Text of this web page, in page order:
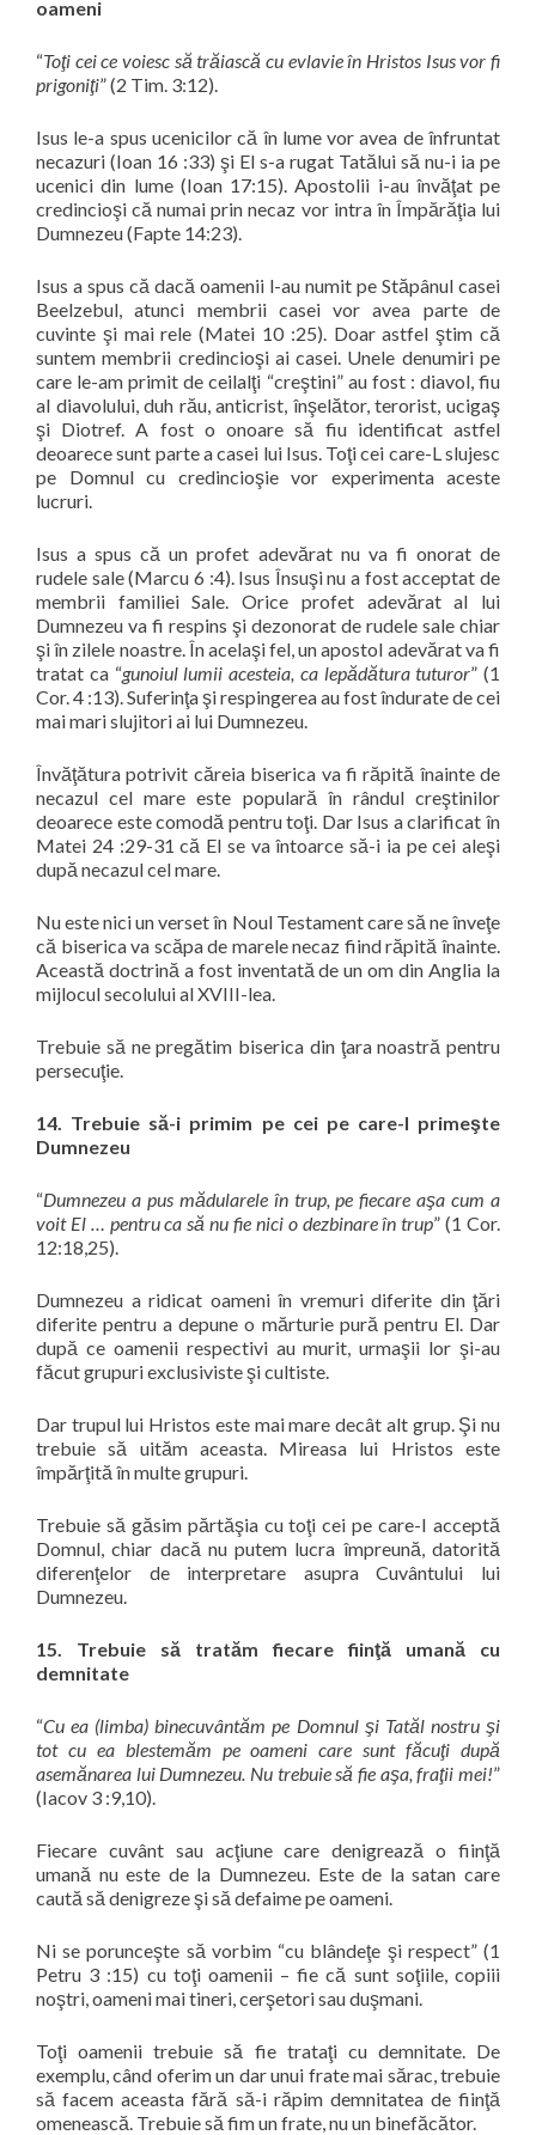
oameni
“Toţi cei ce voiesc să trăiască cu evlavie în Hristos Isus vor fi
prigoniţi” (2 Tim. 3:12).
Isus le-a spus ucenicilor că în lume vor avea de înfruntat
necazuri (Ioan 16 :33) şi El s-a rugat Tatălui să nu-i ia pe
ucenici din lume (Ioan 17:15). Apostolii i-au învăţat pe
credincioşi că numai prin necaz vor intra în Împărăţia lui
Dumnezeu (Fapte 14:23).
Isus a spus că dacă oamenii l-au numit pe Stăpânul casei
Beelzebul, atunci membrii casei vor avea parte de
cuvinte şi mai rele (Matei 10 :25). Doar astfel ştim că
suntem membrii credincioşi ai casei. Unele denumiri pe
care le-am primit de ceilalţi “creştini” au fost : diavol, fiu
al diavolului, duh rău, anticrist, înşelător, terorist, ucigaş
şi Diotref. A fost o onoare să fiu identificat astfel
deoarece sunt parte a casei lui Isus. Toţi cei care-L slujesc
pe Domnul cu credincioşie vor experimenta aceste
lucruri.
Isus a spus că un profet adevărat nu va fi onorat de
rudele sale (Marcu 6 :4). Isus Însuşi nu a fost acceptat de
membrii familiei Sale. Orice profet adevărat al lui
Dumnezeu va fi respins şi dezonorat de rudele sale chiar
şi în zilele noastre. În acelaşi fel, un apostol adevărat va fi
tratat ca “gunoiul lumii acesteia, ca lepădătura tuturor” (1
Cor. 4 :13). Suferinţa şi respingerea au fost îndurate de cei
mai mari slujitori ai lui Dumnezeu.
Învăţătura potrivit căreia biserica va fi răpită înainte de
necazul cel mare este populară în rândul creştinilor
deoarece este comodă pentru toţi. Dar Isus a clarificat în
Matei 24 :29-31 că El se va întoarce să-i ia pe cei aleşi
după necazul cel mare.
Nu este nici un verset în Noul Testament care să ne înveţe
că biserica va scăpa de marele necaz fiind răpită înainte.
Această doctrină a fost inventată de un om din Anglia la
mijlocul secolului al XVIII-lea.
Trebuie să ne pregătim biserica din ţara noastră pentru
persecuţie.
14. Trebuie să-i primim pe cei pe care-I primeşte
Dumnezeu
“Dumnezeu a pus mădularele în trup, pe fiecare aşa cum a
voit El … pentru ca să nu fie nici o dezbinare în trup” (1 Cor.
12:18,25).
Dumnezeu a ridicat oameni în vremuri diferite din ţări
diferite pentru a depune o mărturie pură pentru El. Dar
după ce oamenii respectivi au murit, urmaşii lor şi-au
făcut grupuri exclusiviste şi cultiste.
Dar trupul lui Hristos este mai mare decât alt grup. Şi nu
trebuie să uităm aceasta. Mireasa lui Hristos este
împărţită în multe grupuri.
Trebuie să găsim părtăşia cu toţi cei pe care-I acceptă
Domnul, chiar dacă nu putem lucra împreună, datorită
diferenţelor de interpretare asupra Cuvântului lui
Dumnezeu.
15. Trebuie să tratăm fiecare fiinţă umană cu
demnitate
“Cu ea (limba) binecuvântăm pe Domnul şi Tatăl nostru şi
tot cu ea blestemăm pe oameni care sunt făcuţi după
asemănarea lui Dumnezeu. Nu trebuie să fie aşa, fraţii mei!”
(Iacov 3 :9,10).
Fiecare cuvânt sau acţiune care denigrează o fiinţă
umană nu este de la Dumnezeu. Este de la satan care
caută să denigreze şi să defaime pe oameni.
Ni se porunceşte să vorbim “cu blândeţe şi respect” (1
Petru 3 :15) cu toţi oamenii – fie că sunt soţiile, copiii
noştri, oameni mai tineri, cerşetori sau duşmani.
Toţi oamenii trebuie să fie trataţi cu demnitate. De
exemplu, când oferim un dar unui frate mai sărac, trebuie
să facem aceasta fără să-i răpim demnitatea de fiinţă
omenească. Trebuie să fim un frate, nu un binefăcător.